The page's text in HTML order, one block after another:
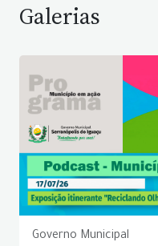
Galerias
Governo Municipal